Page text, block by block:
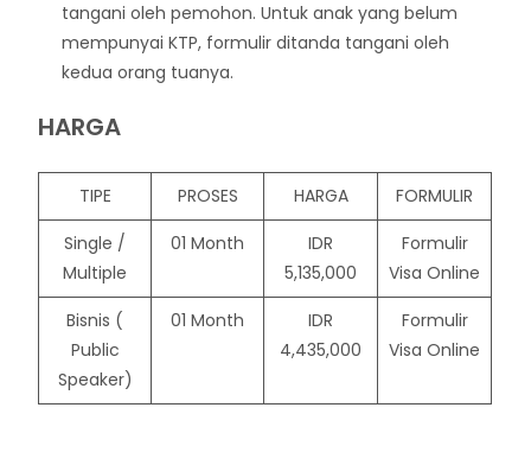
tangani oleh pemohon. Untuk anak yang belum
mempunyai KTP, formulir ditanda tangani oleh
kedua orang tuanya.
HARGA
TIPE PROSES HARGA
FORMULIR
Single /
Multiple
01 Month
IDR
5,135,000
Formulir
Visa Online
Bisnis (
Public
Speaker)
01 Month
IDR
4,435,000
Formulir
Visa Online